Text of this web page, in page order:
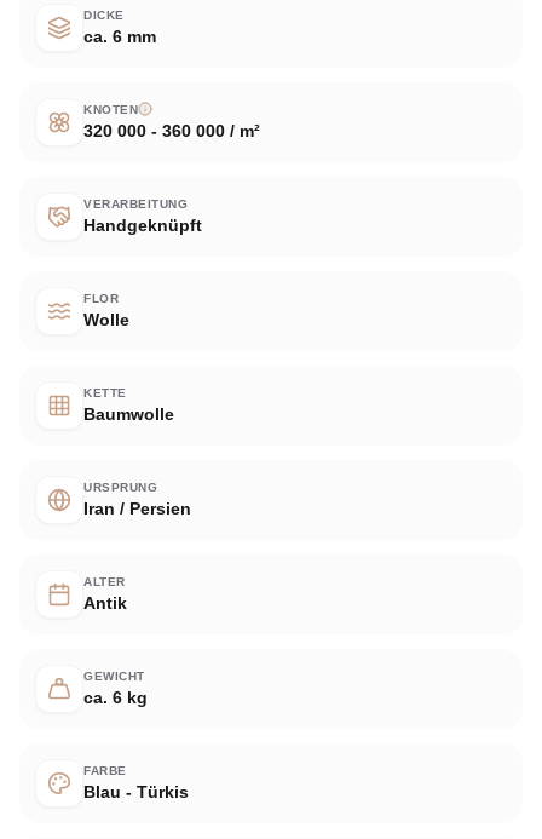
DICKE
ca. 6 mm
KNOTEN
320 000 - 360 000 / m²
VERARBEITUNG
Handgeknüpft
FLOR
Wolle
KETTE
Baumwolle
URSPRUNG
Iran / Persien
ALTER
Antik
GEWICHT
ca. 6 kg
FARBE
Blau - Türkis